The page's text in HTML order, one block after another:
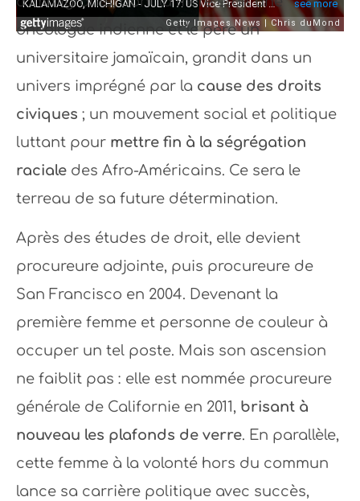
oncologue indienne et le père un
universitaire jamaïcain, grandit dans un
univers imprégné par la cause des droits
civiques ; un mouvement social et politique
luttant pour mettre fin à la ségrégation
raciale des Afro-Américains. Ce sera le
terreau de sa future détermination.
Après des études de droit, elle devient
procureure adjointe, puis procureure de
San Francisco en 2004. Devenant la
première femme et personne de couleur à
occuper un tel poste. Mais son ascension
ne faiblit pas : elle est nommée procureure
générale de Californie en 2011, brisant à
nouveau les plafonds de verre. En parallèle,
cette femme à la volonté hors du commun
lance sa carrière politique avec succès,